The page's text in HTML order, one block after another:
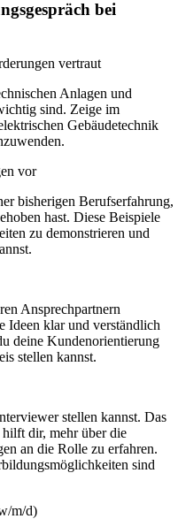
bei
vertraut
Anlagen und
sind. Zeige im
Gebäudetechnik
vor
bisherigen Berufserfahrung,
hast. Diese Beispiele
zu demonstrieren und
Ansprechpartnern
Ideen klar und verständlich
deine Kundenorientierung
stellen kannst.
stellen kannst. Das
hilft dir, mehr über die
an die Rolle zu erfahren.
sind
m/d)